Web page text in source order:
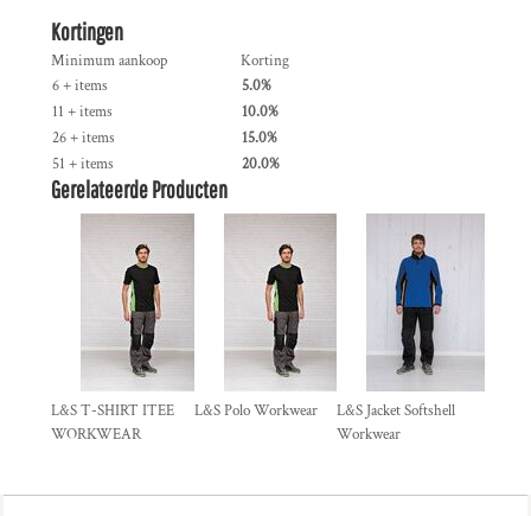
Kortingen
Minimum aankoop
Korting
6 + items
5.0%
11 + items
10.0%
26 + items
15.0%
51 + items
20.0%
Gerelateerde Producten
L&S T-SHIRT ITEE
WORKWEAR
L&S Polo Workwear
L&S Jacket Softshell
Workwear